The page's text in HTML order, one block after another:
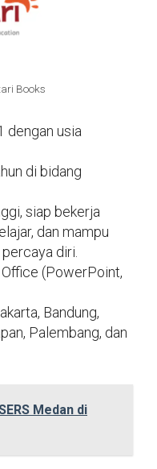
Books
dengan usia
di bidang
siap bekerja
dan mampu
diri.
(PowerPoint,
Bandung,
Palembang, dan
Medan di